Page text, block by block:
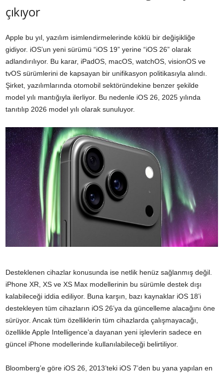
çıkıyor
Apple bu yıl, yazılım isimlendirmelerinde köklü bir değişikliğe
gidiyor. iOS’un yeni sürümü “iOS 19” yerine “iOS 26” olarak
adlandırılıyor. Bu karar, iPadOS, macOS, watchOS, visionOS ve
tvOS sürümlerini de kapsayan bir unifikasyon politikasıyla alındı.
Şirket, yazılımlarında otomobil sektöründekine benzer şekilde
model yılı mantığıyla ilerliyor. Bu nedenle iOS 26, 2025 yılında
tanıtılıp 2026 model yılı olarak sunuluyor.
Desteklenen cihazlar konusunda ise netlik henüz sağlanmış değil.
iPhone XR, XS ve XS Max modellerinin bu sürümle destek dışı
kalabileceği iddia ediliyor. Buna karşın, bazı kaynaklar iOS 18’i
destekleyen tüm cihazların iOS 26’ya da güncelleme alacağını öne
sürüyor. Ancak tüm özelliklerin tüm cihazlarda çalışmayacağı,
özellikle Apple Intelligence’a dayanan yeni işlevlerin sadece en
güncel iPhone modellerinde kullanılabileceği belirtiliyor.
Bloomberg’e göre iOS 26, 2013’teki iOS 7’den bu yana yapılan en